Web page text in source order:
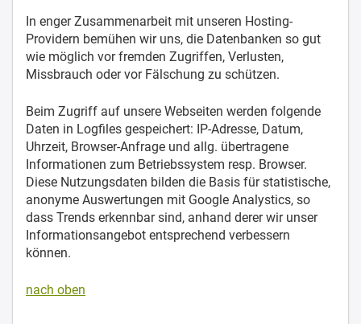
In enger Zusammenarbeit mit unseren Hosting-
Providern bemühen wir uns, die Datenbanken so gut
wie möglich vor fremden Zugriffen, Verlusten,
Missbrauch oder vor Fälschung zu schützen.
Beim Zugriff auf unsere Webseiten werden folgende
Daten in Logfiles gespeichert: IP-Adresse, Datum,
Uhrzeit, Browser-Anfrage und allg. übertragene
Informationen zum Betriebssystem resp. Browser.
Diese Nutzungsdaten bilden die Basis für statistische,
anonyme Auswertungen mit Google Analystics, so
dass Trends erkennbar sind, anhand derer wir unser
Informationsangebot entsprechend verbessern
können.
nach oben